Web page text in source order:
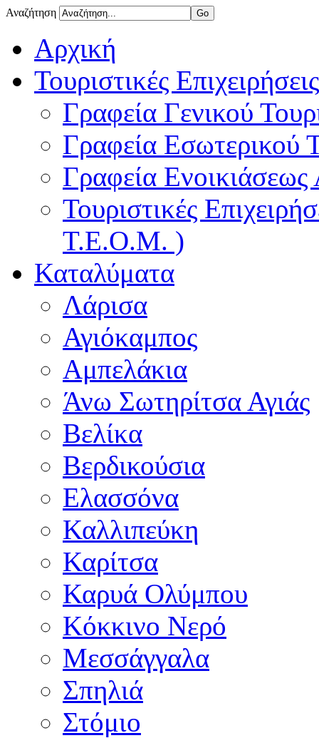
Αναζήτηση
Αρχική
Τουριστικές Επιχειρήσεις
Γραφεία Γενικού
Γραφεία Εσωτερικού
Γραφεία
Τουριστικές
Τ.Ε.Ο.Μ. )
Καταλύματα
Λάρισα
Αγιόκαμπος
Αμπελάκια
Άνω Σωτηρίτσα Αγιάς
Βελίκα
Βερδικούσια
Ελασσόνα
Καλλιπεύκη
Καρίτσα
Καρυά Ολύμπου
Κόκκινο Νερό
Μεσσάγγαλα
Σπηλιά
Στόμιο